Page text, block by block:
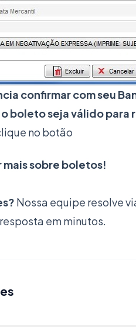
confirmar com seu
boleto seja válido para
no botão
mais sobre boletos!
Nossa equipe resolve
em minutos.